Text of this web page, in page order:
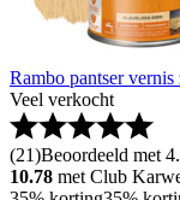
Rambo pantser
Veel verkocht
(21)Beoordeeld met
10.78 met Club